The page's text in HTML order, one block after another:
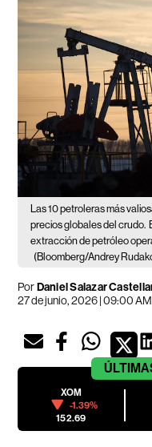
Las 10 petroleras más
precios globales del crudo.
extracción de petróleo
(Bloomberg/Andrey
PorDaniel Salazar
27 de junio, 2026 | 09:00 AM
XOM
-1.39%
152.69